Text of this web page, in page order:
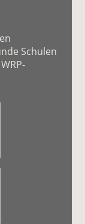
Schulen